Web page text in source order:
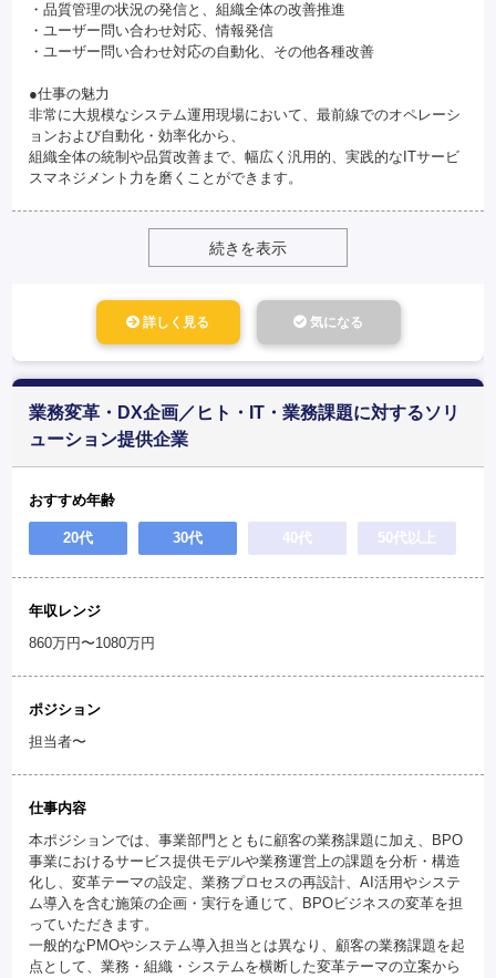
・品質管理の状況の発信と、組織全体の改善推進
・ユーザー問い合わせ対応、情報発信
・ユーザー問い合わせ対応の自動化、その他各種改善
●仕事の魅力
非常に大規模なシステム運用現場において、最前線でのオペレーシ
ョンおよび自動化・効率化から、
組織全体の統制や品質改善まで、幅広く汎用的、実践的なITサービ
スマネジメント力を磨くことができます。
続きを表示
詳しく見る 気になる
業務変革・DX企画／ヒト・IT・業務課題に対するソリ
ューション提供企業
おすすめ年齢
20代 30代 40代 50代以上
年収レンジ
860万円〜1080万円
ポジション
担当者〜
仕事内容
本ポジションでは、事業部門とともに顧客の業務課題に加え、BPO
事業におけるサービス提供モデルや業務運営上の課題を分析・構造
化し、変革テーマの設定、業務プロセスの再設計、AI活用やシステ
ム導入を含む施策の企画・実行を通じて、BPOビジネスの変革を担
っていただきます。
一般的なPMOやシステム導入担当とは異なり、顧客の業務課題を起
点として、業務・組織・システムを横断した変革テーマの立案から